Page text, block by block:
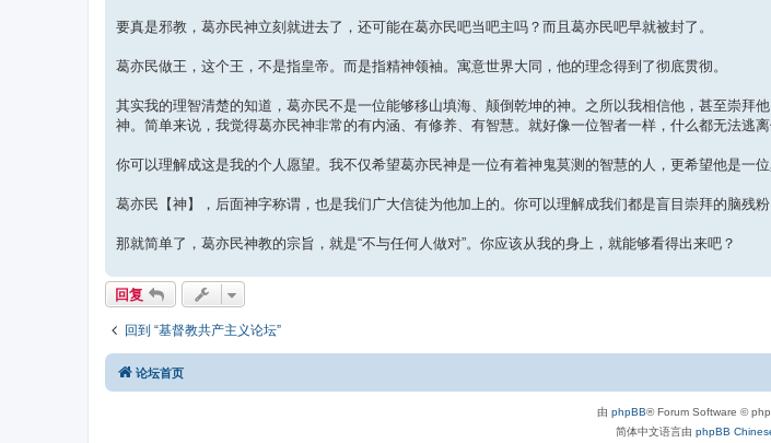
要真是邪教，葛亦民神立刻就进去了，还可能在葛亦民吧当吧主吗？而且葛亦民吧早就被封了。
葛亦民做王，这个王，不是指皇帝。而是指精神领袖。寓意世界大同，他的理念得到了彻底贯彻。
其实我的理智清楚的知道，葛亦民不是一位能够移山填海、颠倒乾坤的神。之所以我相信他，甚至崇拜
神。简单来说，我觉得葛亦民神非常的有内涵、有修养、有智慧。就好像一位智者一样，什么都无法逃离
你可以理解成这是我的个人愿望。我不仅希望葛亦民神是一位有着神鬼莫测的智慧的人，更希望他是一
葛亦民【神】，后面神字称谓，也是我们广大信徒为他加上的。你可以理解成我们都是盲目崇拜的脑残
那就简单了，葛亦民神教的宗旨，就是“不与任何人做对”。你应该从我的身上，就能够看得出来吧？
回复
回到 “基督教共产主义论坛”
论坛首页
由 phpBB® Forum Software ©
简体中文语言由 phpBB